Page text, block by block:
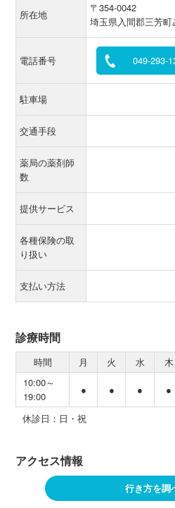
所在地
〒354-0042
埼玉県入間郡三芳町
電話番号 049-293-
駐車場
交通手段
薬局の薬剤師
数
提供サービス
各種保険の取
り扱い
支払い方法
診療時間
時間 月 火 水 木
10:00～
19:00
● ● ● ●
休診日：日・祝
アクセス情報
行き方を調